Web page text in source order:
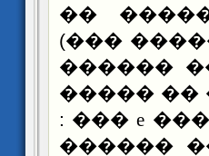
�����
�����
����
���)
��
e
��� :
((������